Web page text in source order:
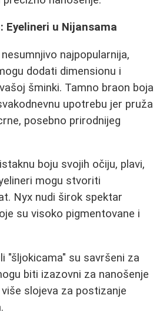
Eyelineri u Nijansama
najpopularnija,
dodati dimensionu i
šminki. Tamno braon boja
upotrebu jer pruža
posebno prirodnijeg
boju svojih očiju, plavi,
mogu stvoriti
Nyx nudi širok spektar
su visoko pigmentovane i
"šljokicama" su savršeni za
biti izazovni za nanošenje
slojeva za postizanje